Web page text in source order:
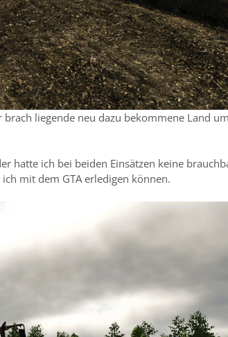
liegende neu dazu bekommene Land
hatte ich bei beiden Einsätzen keine
mit dem GTA erledigen können.